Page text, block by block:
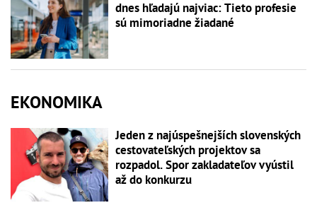
dnes hľadajú najviac: Tieto profesie
sú mimoriadne žiadané
EKONOMIKA
Jeden z najúspešnejších slovenských
cestovateľských projektov sa
rozpadol. Spor zakladateľov vyústil
až do konkurzu